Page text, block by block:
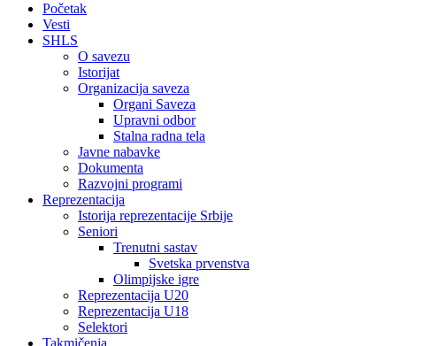
Početak
Vesti
SHLS
O savezu
Istorijat
Organizacija saveza
Organi Saveza
Upravni odbor
Stalna radna tela
Javne nabavke
Dokumenta
Razvojni programi
Reprezentacija
Istorija reprezentacije Srbije
Seniori
Trenutni sastav
Svetska prvenstva
Olimpijske igre
Reprezentacija U20
Reprezentacija U18
Selektori
Takmičenja